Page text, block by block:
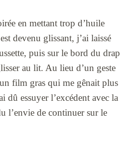
en mettant trop d’huile
devenu glissant, j’ai laissé
puis sur le bord du drap
au lit. Au lieu d’un geste
film gras qui me gênait plus
dû essuyer l’excédent avec la
l’envie de continuer sur le